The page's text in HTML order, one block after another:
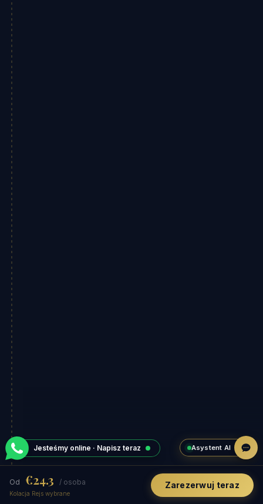
Od €24.3 / osoba
Kolacja Rejs wybrane
Zarezerwuj teraz
Jesteśmy online · Napisz teraz Asystent AI